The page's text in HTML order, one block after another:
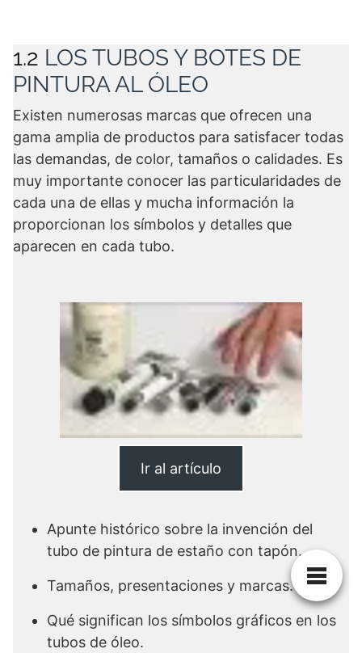
1.2 LOS TUBOS Y BOTES DE
PINTURA AL ÓLEO
Existen numerosas marcas que ofrecen una
gama amplia de productos para satisfacer todas
las demandas, de color, tamaños o calidades. Es
muy importante conocer las particularidades de
cada una de ellas y mucha información la
proporcionan los símbolos y detalles que
aparecen en cada tubo.
Ir al artículo
Apunte histórico sobre la invención del
tubo de pintura de estaño con tapón.
Tamaños, presentaciones y marcas.
Qué significan los símbolos gráficos en los
tubos de óleo.